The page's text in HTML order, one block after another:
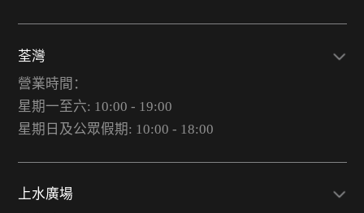
荃灣
營業時間：
星期一至六: 10:00 - 19:00
星期日及公眾假期: 10:00 - 18:00
上水廣場